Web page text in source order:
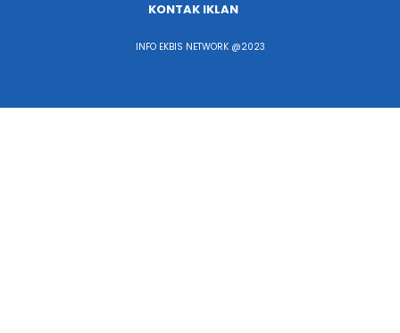
KONTAK IKLAN
INFO EKBIS NETWORK @2023